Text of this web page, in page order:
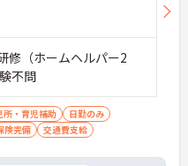
修（ホームヘルパー2
不問
所・育児補助
日勤のみ
険完備 交通費支給